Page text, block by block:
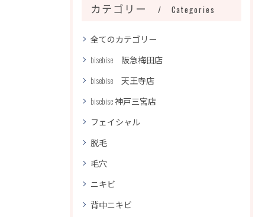
カテゴリー Categories
全てのカテゴリー
bisebise 阪急梅田店
bisebise 天王寺店
bisebise 神戸三宮店
フェイシャル
脱毛
毛穴
ニキビ
背中ニキビ